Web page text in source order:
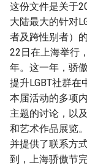
这份文件是关于
大陆最大的针对
者及跨性别者）
22日在上海举行
年。这一年，骄
提升LGBT社群在
本届活动的多项
主题的讨论，以
和艺术作品展览
并提供了联系方
到，上海骄傲节